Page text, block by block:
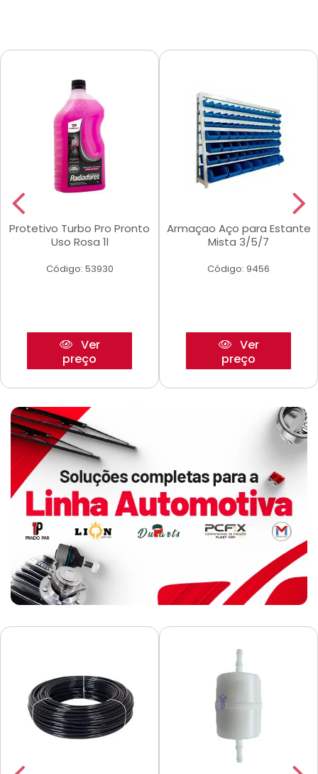
Protetivo Turbo Pro Pronto
Uso Rosa 1l
Código: 53930
Ver
preço
Armaçao Aço para Estante
Mista 3/5/7
Código: 9456
Ver
preço